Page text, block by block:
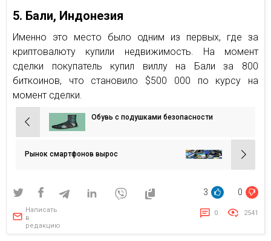
5. Бали, Индонезия
Именно это место было одним из первых, где за
криптовалюту купили недвижимость. На момент
сделки покупатель купил виллу на Бали за 800
биткоинов, что становило $500 000 по курсу на
момент сделки.
Навигация
по
записям
Обувь с подушками безопасности
Рынок смартфонов вырос
3 0
Написать
в
редакцию
0 2541